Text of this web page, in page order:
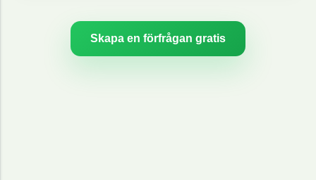
Skapa en förfrågan gratis